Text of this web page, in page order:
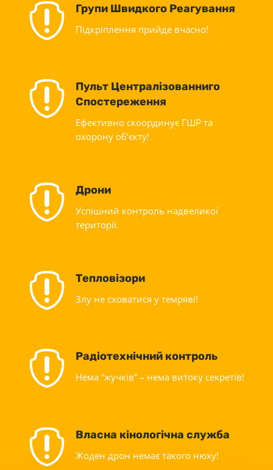
 Групи Швидкого Реагування
Підкріплення прийде вчасно!

Пульт Централізованниго
Спостереження
Ефективно скоординує ГШР та
охорону об’єкту!
 Дрони
Успішний контроль надвеликої
території.
 Тепловізори
Злу не сховатися у темряві!
 Радіотехнічний контроль
Нема “жучків” – нема витоку секретів!
 Власна кінологічна служба
Жоден дрон немає такого нюху!